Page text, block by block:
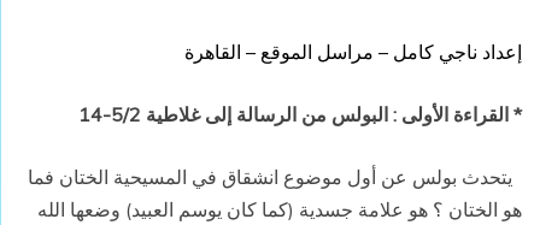
إعداد ناجي كامل – مراسل الموقع – القاهرة
* القراءة الأولى : البولس من الرسالة إلى غلاطية 5/2-14
يتحدث بولس عن أول موضوع انشقاق في المسيحية الختان فما
هو الختان ؟ هو علامة جسدية (كما كان يوسم العبيد) وضعها الله